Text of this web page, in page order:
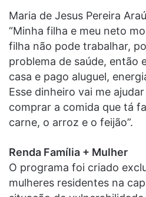
Maria de Jesus Pereira
“Minha filha e meu neto
filha não pode trabalhar,
problema de saúde, então
casa e pago aluguel,
Esse dinheiro vai me
comprar a comida que tá
carne, o arroz e o feijão”.
Renda Família + Mulher
O programa foi criado
mulheres residentes na